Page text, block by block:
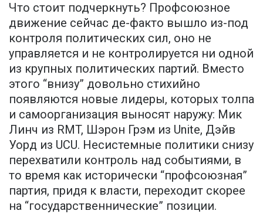
Что стоит подчеркнуть? Профсоюзное
движение сейчас де-факто вышло из-под
контроля политических сил, оно не
управляется и не контролируется ни одной
из крупных политических партий. Вместо
этого “внизу” довольно стихийно
появляются новые лидеры, которых толпа
и самоорганизация выносят наружу: Мик
Линч из RMT, Шэрон Грэм из Unite, Дэйв
Уорд из UCU. Несистемные политики снизу
перехватили контроль над событиями, в
то время как исторически “профсоюзная”
партия, придя к власти, переходит скорее
на “государственнические” позиции.